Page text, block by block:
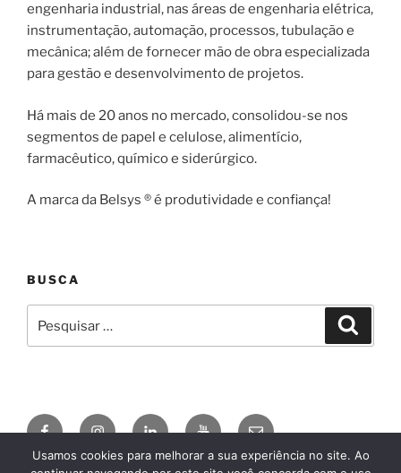
engenharia industrial, nas áreas de engenharia elétrica,
instrumentação, automação, processos, tubulação e
mecânica; além de fornecer mão de obra especializada
para gestão e desenvolvimento de projetos.
Há mais de 20 anos no mercado, consolidou-se nos
segmentos de papel e celulose, alimentício,
farmacêutico, químico e siderúrgico.
A marca da Belsys ® é produtividade e confiança!
BUSCA
por:
FacebookInstagramLinkedinYouTubeE-
mail
Usamos cookies para melhorar a sua experiência no site. Ao